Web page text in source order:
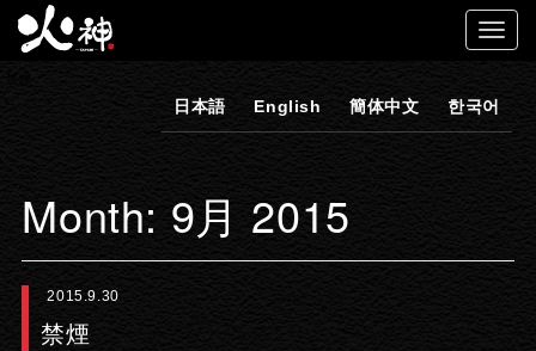
日本語 English 簡体中文 한국어
Month: 9月 2015
2015.9.30
禁煙